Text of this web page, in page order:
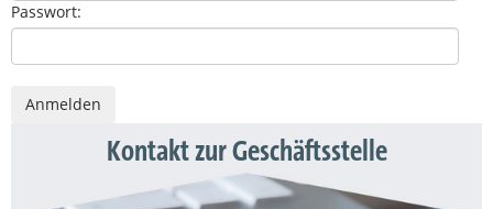
Passwort:
Kontakt zur Geschäftsstelle